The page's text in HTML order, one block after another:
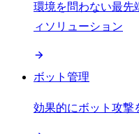
環境を問わない最先
ィソリューション
ボット管理
効果的にボット攻撃